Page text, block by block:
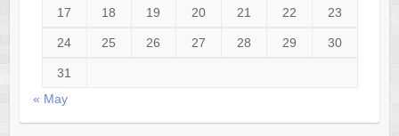
17 18 19 20 21 22 23
24 25 26 27 28 29 30
31
« May